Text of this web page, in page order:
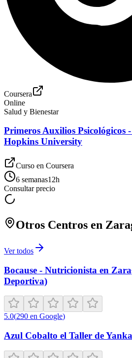
Coursera
Online
Salud y Bienestar
Primeros Auxilios Psicológicos
Hopkins University
Curso en Coursera
6 semanas12h
Consultar precio
Otros Centros en
Ver todos
Bocause - Nutricionista en
Deportiva)
5.0(290 en Google)
Azul Cobalto el Taller de Yanka